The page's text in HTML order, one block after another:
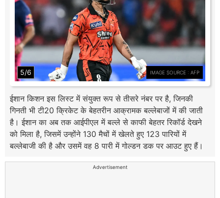
5/6 IMAGE SOURCE : AFP
ईशान किशन इस लिस्ट में संयुक्त रूप से तीसरे नंबर पर है, जिनकी
गिनती भी टी20 क्रिकेट के बेहतरीन आक्रामक बल्लेबाजों में की जाती
है। ईशान का अब तक आईपीएल में बल्ले से काफी बेहतर रिकॉर्ड देखने
को मिला है, जिसमें उन्होंने 130 मैचों में खेलते हुए 123 पारियों में
बल्लेबाजी की है और उसमें वह 8 पारी में गोल्डन डक पर आउट हुए हैं।
Advertisement